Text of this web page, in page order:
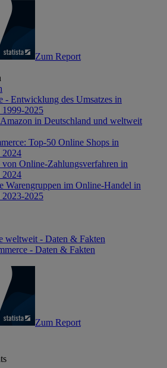
Zum Report
- Entwicklung des Umsatzes in
1999-2025
in Deutschland und weltweit
Top-50 Online Shops in
2024
Online-Zahlungsverfahren in
2024
Warengruppen im Online-Handel in
2023-2025
weltweit - Daten & Fakten
- Daten & Fakten
Zum Report